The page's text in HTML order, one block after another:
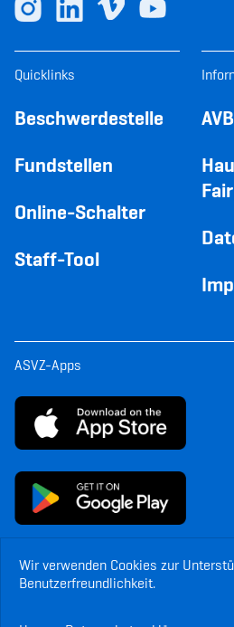
Wir verwenden Cookies zur
Benutzerfreundlichkeit.
Quicklinks
Beschwerdestelle
Fundstellen
Online-Schalter
Staff-Tool
AVB
ASVZ-Apps
© Copyright ASVZ. Alle Rechte